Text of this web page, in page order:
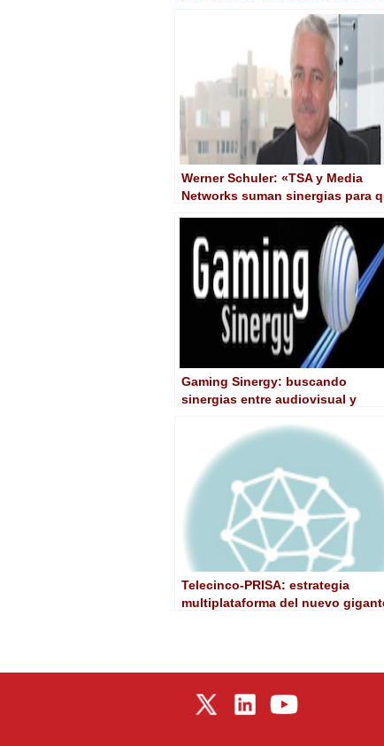
Werner Schuler: «TSA y Media
Networks suman sinergias para
Gaming Sinergy: buscando
sinergias entre audiovisual y
Telecinco-PRISA: estrategia
multiplataforma del nuevo